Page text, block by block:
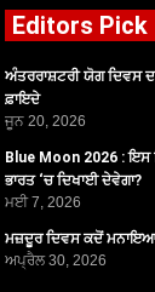
Editors Pick
ਅੰਤਰਰਾਸ਼ਟਰੀ ਯੋਗ ਦਿਵਸ
ਫ਼ਾਇਦੇ
ਜੂਨ 20, 2026
Blue Moon 2026 : ਇਸ
ਭਾਰਤ ‘ਚ ਦਿਖਾਈ ਦੇਵੇਗਾ?
ਮਈ 7, 2026
ਮਜ਼ਦੂਰ ਦਿਵਸ ਕਦੋਂ ਮਨਾਇਆ
ਅਪ੍ਰੈਲ 30, 2026